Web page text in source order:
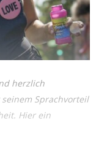
herzlich
Sprachvorteil
Hier ein